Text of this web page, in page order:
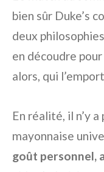
bien sûr Duke’s
deux
en découdre
alors, qui
En réalité, il n’y
mayonnaise
goût personnel,